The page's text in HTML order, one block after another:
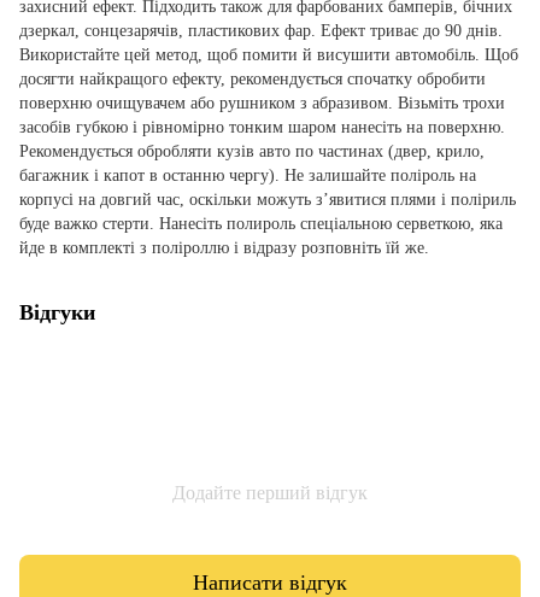
захисний ефект. Підходить також для фарбованих бамперів, бічних
дзеркал, сонцезарячів, пластикових фар. Ефект триває до 90 днів.
Використайте цей метод, щоб помити й висушити автомобіль. Щоб
досягти найкращого ефекту, рекомендується спочатку обробити
поверхню очищувачем або рушником з абразивом. Візьміть трохи
засобів губкою і рівномірно тонким шаром нанесіть на поверхню.
Рекомендується обробляти кузів авто по частинах (двер, крило,
багажник і капот в останню чергу). Не залишайте поліроль на
корпусі на довгий час, оскільки можуть з’явитися плями і поліриль
буде важко стерти. Нанесіть полироль спеціальною серветкою, яка
йде в комплекті з поліроллю і відразу розповніть їй же.
Відгуки
Додайте перший відгук
Написати відгук